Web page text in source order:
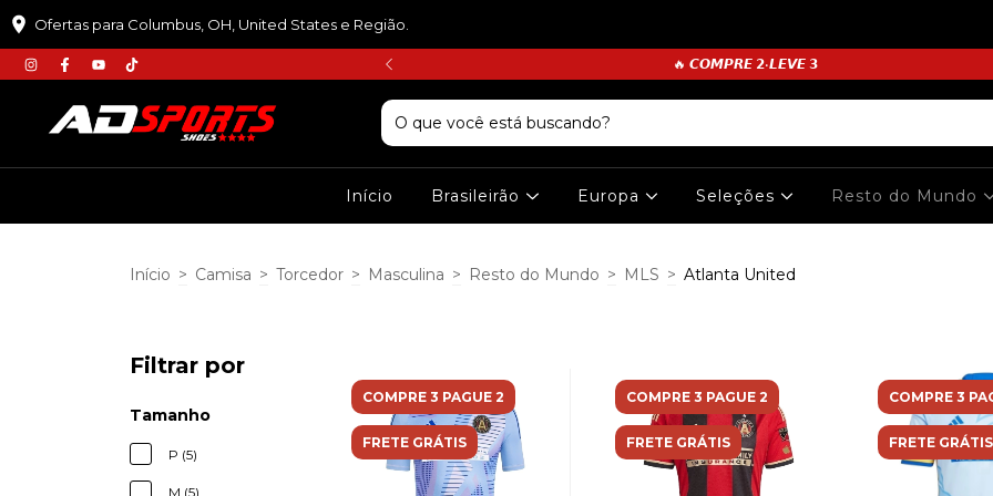
Ofertas para Columbus, OH, United States e Região.
:𝙋𝙍𝙄𝙈𝙀𝙄𝙍𝘼𝘾𝙊𝙈𝙋𝙍𝘼 🔥 𝘾𝙊𝙈𝙋𝙍𝙀 𝟮•𝙇𝙀𝙑𝙀 𝟯
Início Brasileirão Europa Seleções Resto do Mundo
Início > Camisa > Torcedor > Masculina > Resto do Mundo > MLS > Atlanta United
Filtrar por
Tamanho
P (5)
M (5)
COMPRE 3 PAGUE 2
FRETE GRÁTIS
COMPRE 3 PAGUE 2
FRETE GRÁTIS
COMPRE 3
FRETE GRÁTIS